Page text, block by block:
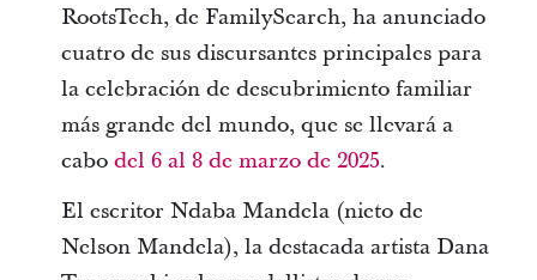
RootsTech, de FamilySearch, ha anunciado
cuatro de sus discursantes principales para
la celebración de descubrimiento familiar
más grande del mundo, que se llevará a
cabo del 6 al 8 de marzo de 2025.
El escritor Ndaba Mandela (nieto de
Nelson Mandela), la destacada artista Dana